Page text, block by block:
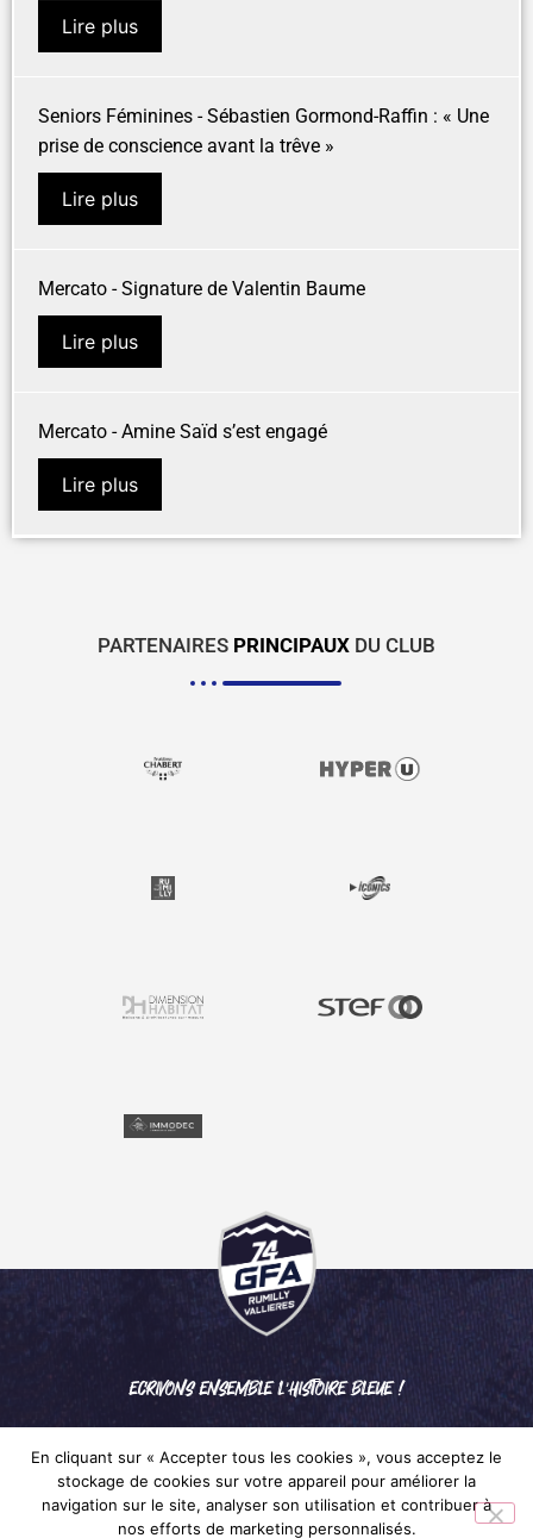
Lire plus
Seniors Féminines - Sébastien Gormond-Raffin : « Une
prise de conscience avant la trêve »
Lire plus
Mercato - Signature de Valentin Baume
Lire plus
Mercato - Amine Saïd s’est engagé
Lire plus
PARTENAIRES PRINCIPAUX DU CLUB
ECRIVONS ENSEMBLE L'HISTOIRE BLEUE !
Mentions légales – © 2024 GFA RUMILLY VALLIÈRES
En cliquant sur « Accepter tous les cookies », vous acceptez le
stockage de cookies sur votre appareil pour améliorer la
navigation sur le site, analyser son utilisation et contribuer à
nos efforts de marketing personnalisés.